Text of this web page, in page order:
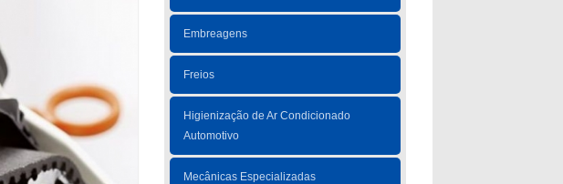
Embreagens
Freios
Higienização de Ar Condicionado
Automotivo
Mecânicas Especializadas